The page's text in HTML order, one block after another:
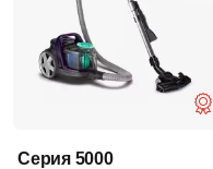
Серия 5000